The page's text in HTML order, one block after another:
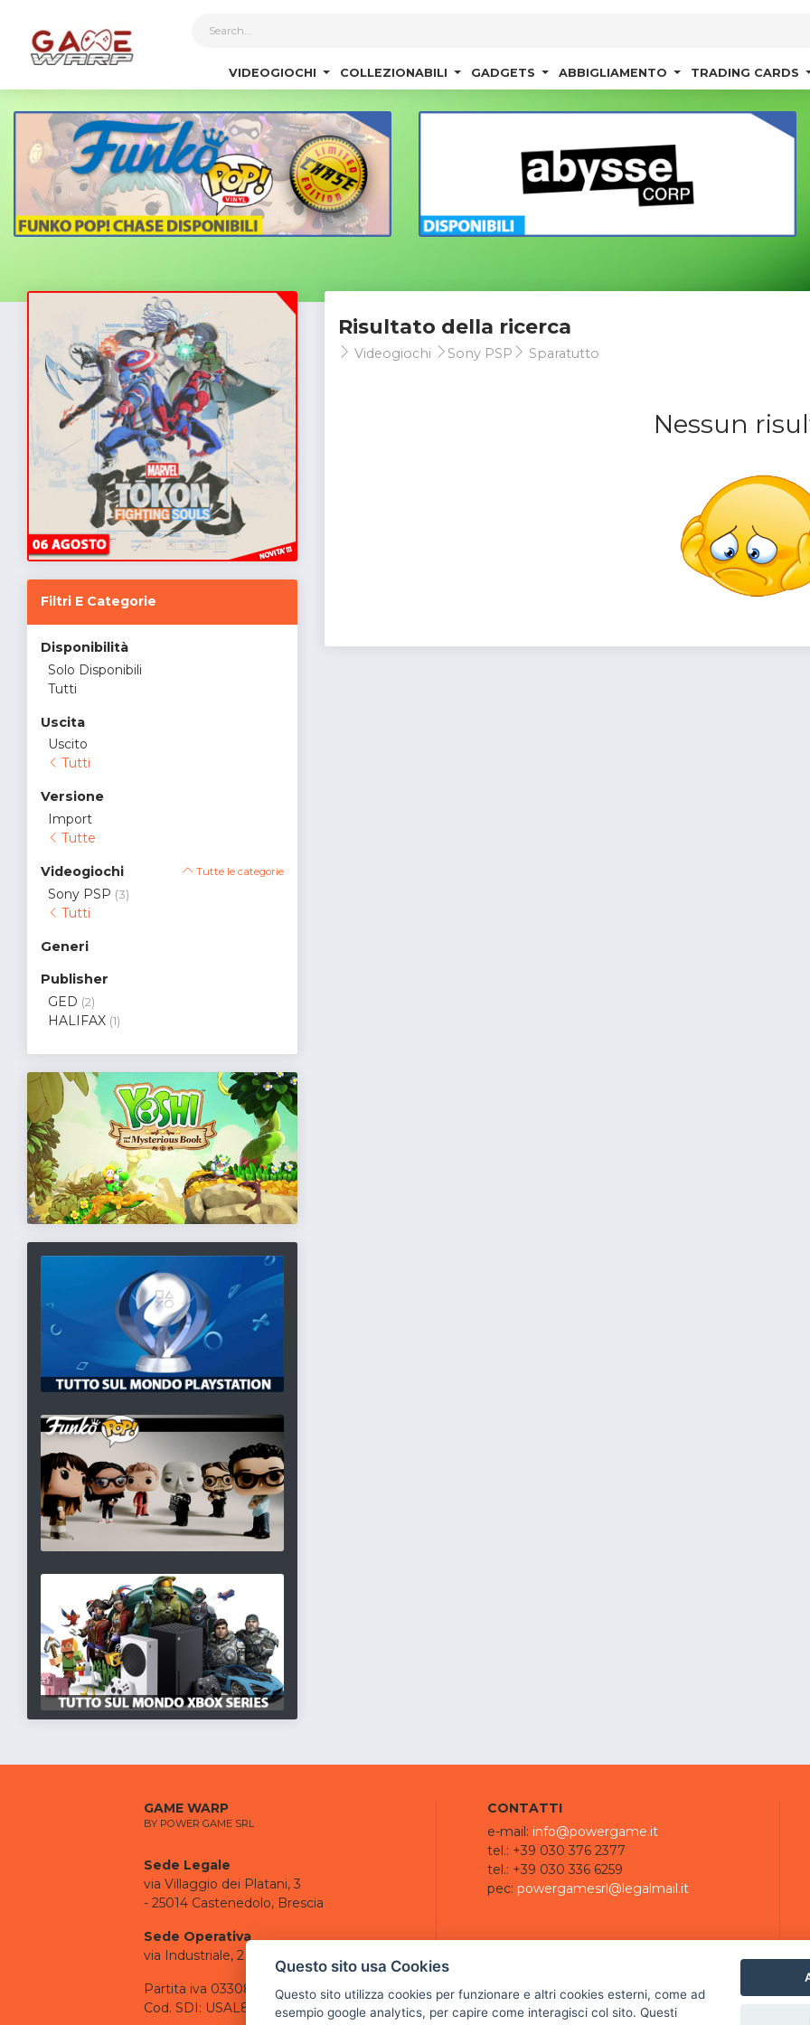
VIDEOGIOCHI COLLEZIONABILI GADGETS ABBIGLIAMENTO TRADING CARDS
Filtri E Categorie
Disponibilità
Solo Disponibili
Tutti
Uscita
Uscito
Tutti
Versione
Import
Tutte
Videogiochi Tutte le categorie
Sony PSP (3)
Tutti
Generi
Publisher
GED (2)
HALIFAX (1)
Risultato della ricerca
Videogiochi Sony PSP Sparatutto
Nessun
GAME WARP
BY POWER GAME SRL
Sede Legale
via Villaggio dei Platani, 3
- 25014 Castenedolo, Brescia
Sede Operativa
via Industriale, 2 - 25082 Botticino, BS
Partita iva 03308130982
Cod. SDI: USAL8PV
CONTATTI
e-mail: info@powergame.it
tel.: +39 030 376 2377
tel.: +39 030 336 6259
pec: powergamesrl@legalmail.it
Questo sito usa Cookies
Questo sito utilizza cookies per funzionare e altri cookies esterni, come ad
esempio google analytics, per capire come interagisci col sito. Questi